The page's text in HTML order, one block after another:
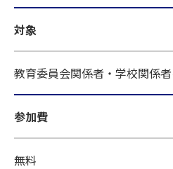
対象
教育委員会関係者・学校関係
参加費
無料